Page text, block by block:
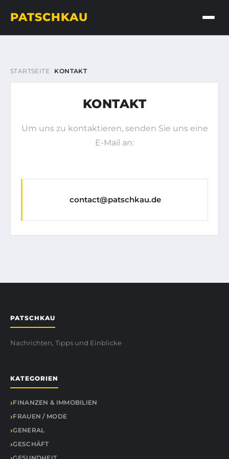
PATSCHKAU
STARTSEITE KONTAKT
KONTAKT
Um uns zu kontaktieren, senden Sie uns eine
E-Mail an:
contact@patschkau.de
PATSCHKAU
Nachrichten, Tipps und Einblicke
KATEGORIEN
FINANZEN & IMMOBILIEN
FRAUEN / MODE
GENERAL
GESCHÄFT